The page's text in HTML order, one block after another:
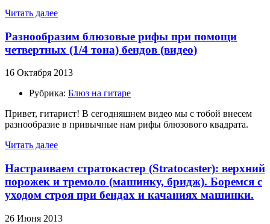
Читать далее
Разнообразим блюзовые рифы при помощи
четвертных (1/4 тона) бендов (видео)
16 Октября 2013
Рубрика: Блюз на гитаре
Привет, гитарист! В сегодняшнем видео мы с тобой внесем
разнообразие в привычные нам рифы блюзового квадрата.
Читать далее
Настраиваем стратокастер (Stratocaster): верхний
порожек и тремоло (машинку, бридж). Боремся с
уходом строя при бендах и качаниях машинки.
26 Июня 2013